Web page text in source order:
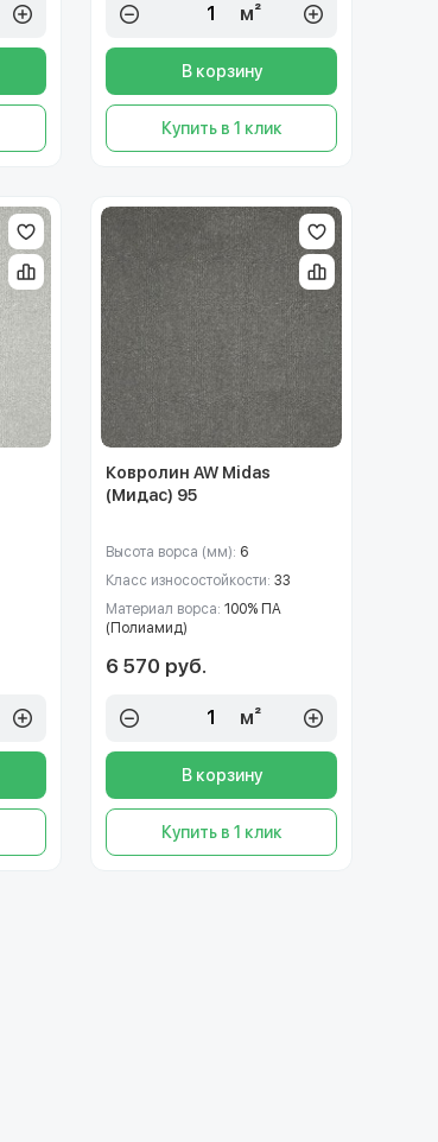
м²
В корзину
Купить в 1 клик
Ковролин AW Midas
(Мидас) 95
Высота ворса (мм): 6
Класс износостойкости:33
Материал ворса:100% ПА
(Полиамид)
6 570 руб.
м²
В корзину
Купить в 1 клик